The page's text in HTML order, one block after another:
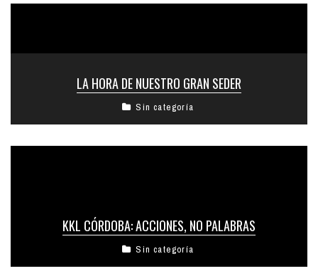
LA HORA DE NUESTRO GRAN SEDER
Sin categoría
KKL CÓRDOBA: ACCIONES, NO PALABRAS
Sin categoría